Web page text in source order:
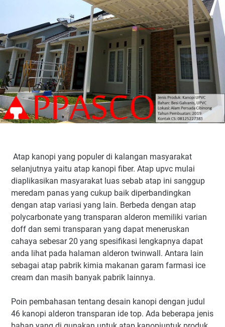
Atap kanopi yang populer di kalangan masyarakat
selanjutnya yaitu atap kanopi fiber. Atap upvc mulai
diaplikasikan masyarakat luas sebab atap ini sanggup
meredam panas yang cukup baik diperbandingkan
dengan atap variasi yang lain. Berbeda dengan atap
polycarbonate yang transparan alderon memiliki varian
doff dan semi transparan yang dapat meneruskan
cahaya sebesar 20 yang spesifikasi lengkapnya dapat
anda lihat pada halaman alderon twinwall. Antara lain
sebagai atap pabrik kimia makanan garam farmasi ice
cream dan masih banyak pabrik lainnya.
Poin pembahasan tentang desain kanopi dengan judul
46 kanopi alderon transparan ide top. Ada beberapa jenis